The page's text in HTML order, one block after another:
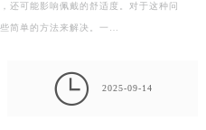
还可能影响佩戴的舒适度。对于这种问
简单的方法来解决。一…
 2025-09-14